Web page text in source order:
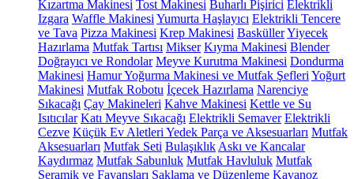
Kızartma Makinesi Tost Makinesi Buharlı Pişirici Elektrikli
Izgara Waffle Makinesi Yumurta Haşlayıcı Elektrikli Tencere
ve Tava Pizza Makinesi Krep Makinesi BasküllerYiyecek
Hazırlama Mutfak Tartısı Mikser Kıyma Makinesi Blender
Doğrayıcı ve Rondolar Meyve Kurutma Makinesi Dondurma
Makinesi Hamur Yoğurma Makinesi ve Mutfak Şefleri Yoğurt
Makinesi Mutfak Robotu İçecek Hazırlama Narenciye
Sıkacağı Çay Makineleri Kahve Makinesi Kettle ve Su
Isıtıcılar Katı Meyve Sıkacağı Elektrikli Semaver Elektrikli
Cezve Küçük Ev Aletleri Yedek Parça ve Aksesuarları Mutfak
Aksesuarları Mutfak Seti Bulaşıklık Askı ve Kancalar
Kaydırmaz Mutfak Sabunluk Mutfak Havluluk Mutfak
Seramik ve Fayansları Saklama ve Düzenleme Kavanoz